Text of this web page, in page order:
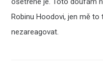
Robinu Hoodovi, jen mě
nezareagovat.